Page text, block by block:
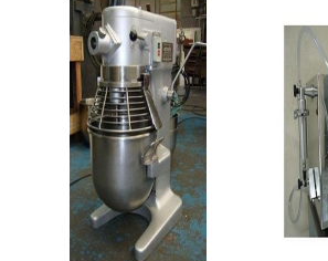
prejuízos com substituições
de peças defeituosas. Assim, é